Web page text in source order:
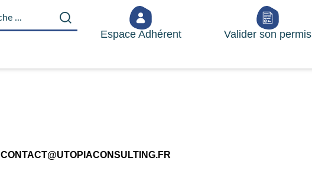
Espace Adhérent Valider son permis
CONTACT@UTOPIACONSULTING.FR